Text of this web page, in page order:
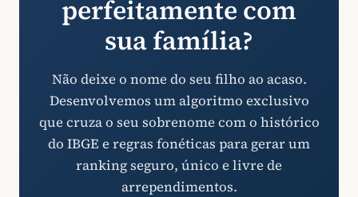
perfeitamente com
sua família?
Não deixe o nome do seu filho ao acaso.
Desenvolvemos um algoritmo exclusivo
que cruza o seu sobrenome com o histórico
do IBGE e regras fonéticas para gerar um
ranking seguro, único e livre de
arrependimentos.